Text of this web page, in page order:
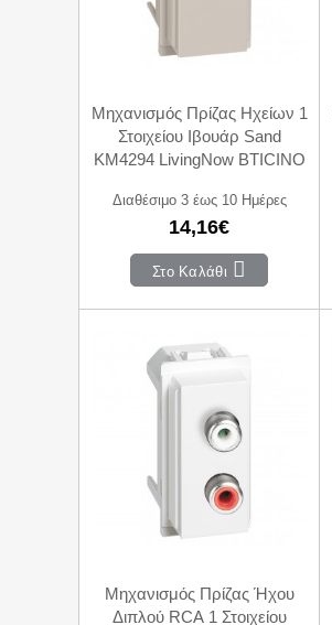
Μηχανισμός Πρίζας Ηχείων 1
Στοιχείου Ιβουάρ Sand
KM4294 LivingNow BTICINO
Διαθέσιμο 3 έως 10 Ημέρες
14,16€
Στο Καλάθι
Μηχανισμός Πρίζας Ήχου
Διπλού RCA 1 Στοιχείου